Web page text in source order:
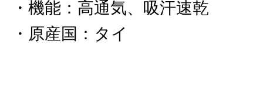
機能 ： 高通気、吸汗速乾
原産国 ： タイ